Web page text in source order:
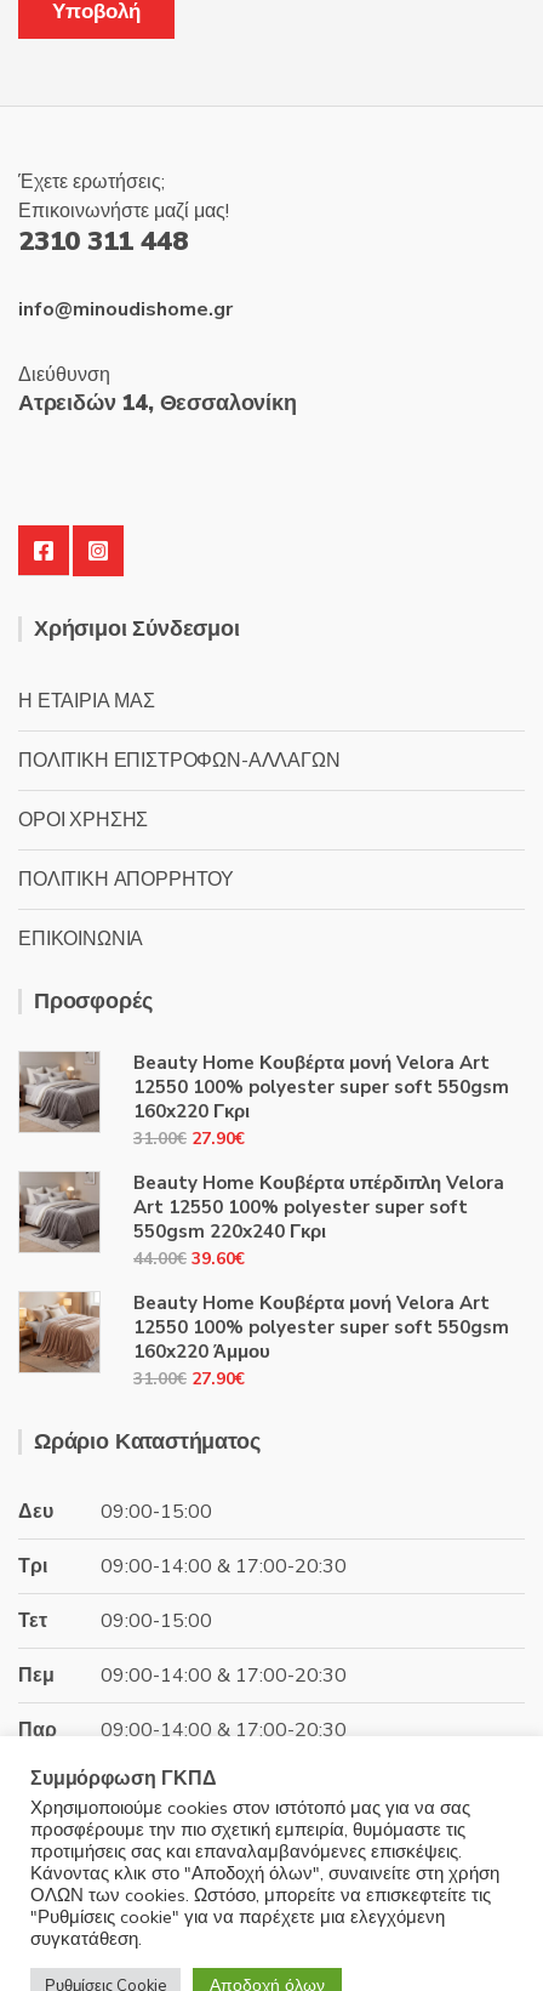
Έχετε ερωτήσεις;
Επικοινωνήστε μαζί μας!
2310 311 448
info@minoudishome.gr
Διεύθυνση
Ατρειδών 14, Θεσσαλονίκη
Χρήσιμοι Σύνδεσμοι
Η ΕΤΑΙΡΙΑ ΜΑΣ
ΠΟΛΙΤΙΚΗ ΕΠΙΣΤΡΟΦΩΝ-ΑΛΛΑΓΩΝ
ΟΡΟΙ ΧΡΗΣΗΣ
ΠΟΛΙΤΙΚΗ ΑΠΟΡΡΗΤΟΥ
ΕΠΙΚΟΙΝΩΝΙΑ
Προσφορές
Beauty Home Κουβέρτα μονή Velora Art
12550 100% polyester super soft 550gsm
160x220 Γκρι
31.00€ Original
was:
31.00€.
27.90€Η
τιμή
είναι:
27.90€.
Beauty Home Κουβέρτα υπέρδιπλη Velora
Art 12550 100% polyester super soft
550gsm 220x240 Γκρι
44.00€ Original
was:
44.00€.
39.60€Η
τιμή
είναι:
39.60€.
Beauty Home Κουβέρτα μονή Velora Art
12550 100% polyester super soft 550gsm
160x220 Άμμου
31.00€ Original
was:
27.90€Η
τιμή
Ωράριο Καταστήματος
Δευ 09:00-15:00
Τρι 09:00-14:00 & 17:00-20:30
Τετ 09:00-15:00
Πεμ 09:00-14:00 & 17:00-20:30
Παρ 09:00-14:00 & 17:00-20:30
Σαβ 09:00-15:00
Κυρ Κλειστά
© 2025 Minoudis Home. All Rights Reserved
Συμμόρφωση ΓΚΠΔ
Χρησιμοποιούμε cookies στον ιστότοπό μας για να σας
προσφέρουμε την πιο σχετική εμπειρία, θυμόμαστε τις
προτιμήσεις σας και επαναλαμβανόμενες επισκέψεις.
Κάνοντας κλικ στο "Αποδοχή όλων", συναινείτε στη χρήση
ΟΛΩΝ των cookies. Ωστόσο, μπορείτε να επισκεφτείτε τις
"Ρυθμίσεις cookie" για να παρέχετε μια ελεγχόμενη
συγκατάθεση.
Ρυθμίσεις Cookie Αποδοχή όλων